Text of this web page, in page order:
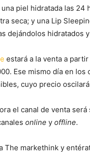
piel hidratada las 24
seca; y una Lip
dejándolos hidratados
estará a la venta a
Ese mismo día en los
cuyo precio
el canal de venta
online y offline.
The markethink y